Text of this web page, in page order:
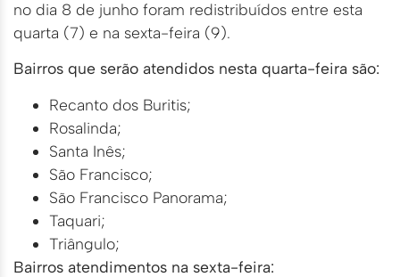
no dia 8 de junho foram redistribuídos entre esta
quarta (7) e na sexta-feira (9).
Bairros que serão atendidos nesta quarta-feira são:
Recanto dos Buritis;
Rosalinda;
Santa Inês;
São Francisco;
São Francisco Panorama;
Taquari;
Triângulo;
Bairros atendimentos na sexta-feira: